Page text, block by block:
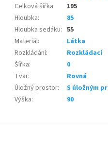
Celková šířka:
195
Hloubka:
85
Hloubka sedáku: 55
Materiál:
Látka
Rozkládání:
Rozkládací
Šířka:
0
Tvar:
Rovná
Úložný prostor:
S úložným
Výška: 90